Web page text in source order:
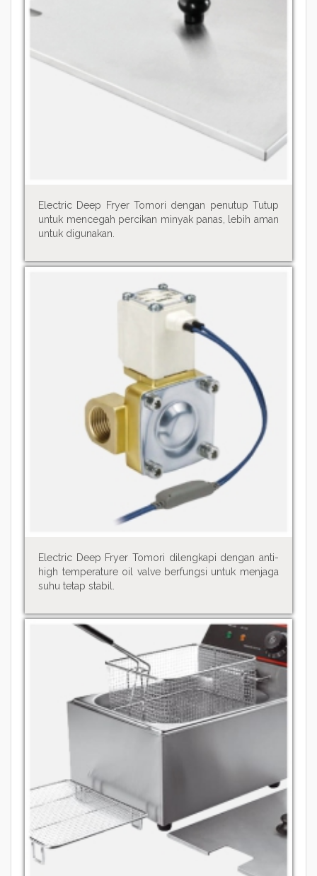
Electric Deep Fryer Tomori dengan penutup Tutup
untuk mencegah percikan minyak panas, lebih aman
untuk digunakan.
Electric Deep Fryer Tomori dilengkapi dengan anti-
high temperature oil valve berfungsi untuk menjaga
suhu tetap stabil.